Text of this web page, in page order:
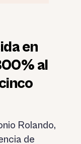
en
al
Rolando,
de